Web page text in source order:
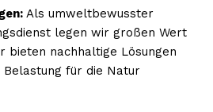
Als umweltbewusster
legen wir großen Wert
bieten nachhaltige Lösungen
Belastung für die Natur